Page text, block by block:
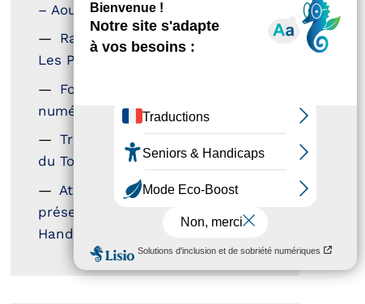
– Aout 2026
Rallye Aicha des Gazelles –
Les Petillantes
Formation Communication
numérique
Trophées Horizons – Acteurs
du Tourisme Durable
Atout France – flyer
présentation label Tourisme &
Handicap